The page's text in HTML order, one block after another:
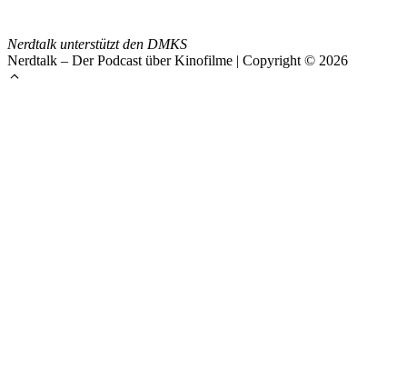
Nerdtalk unterstützt den DMKS
Nerdtalk – Der Podcast über Kinofilme | Copyright © 2026